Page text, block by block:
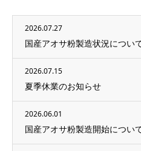
2026.07.27
国産アオサ粉製造状況につい
2026.07.15
夏季休業のお知らせ
2026.06.01
国産アオサ粉製造開始につい